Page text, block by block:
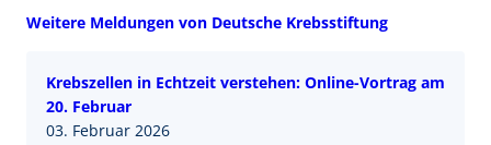
Weitere Meldungen von Deutsche Krebsstiftung
Krebszellen in Echtzeit verstehen: Online-Vortrag am
20. Februar
03. Februar 2026